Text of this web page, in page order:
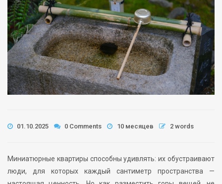
01.10.2025 0 Comments 10 месяцев 2 words
Миниатюрные квартиры способны удивлять: их обустраивают
люди, для которых каждый сантиметр пространства —